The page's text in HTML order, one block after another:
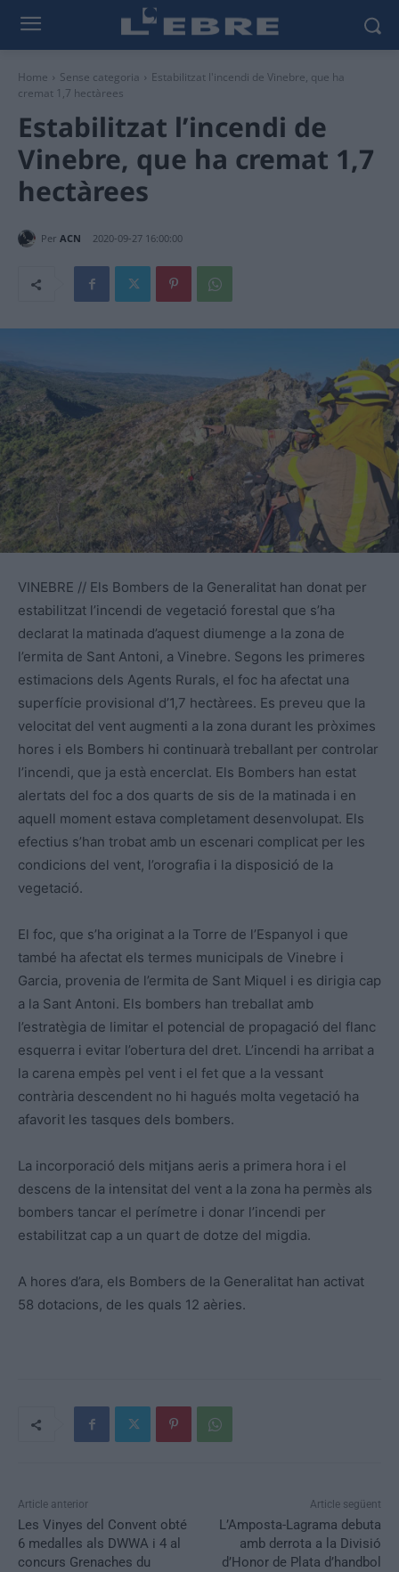
Home Sense categoria
Estabilitzat l'incendi de Vinebre, que ha
cremat 1,7 hectàrees
Estabilitzat l’incendi de
Vinebre, que ha cremat 1,7
hectàrees
Per ACN 2020-09-27 16:00:00
VINEBRE // Els Bombers de la Generalitat han donat per
estabilitzat l’incendi de vegetació forestal que s’ha
declarat la matinada d’aquest diumenge a la zona de
l’ermita de Sant Antoni, a Vinebre. Segons les primeres
estimacions dels Agents Rurals, el foc ha afectat una
superfície provisional d’1,7 hectàrees. Es preveu que la
velocitat del vent augmenti a la zona durant les pròximes
hores i els Bombers hi continuarà treballant per controlar
l’incendi, que ja està encerclat. Els Bombers han estat
alertats del foc a dos quarts de sis de la matinada i en
aquell moment estava completament desenvolupat. Els
efectius s’han trobat amb un escenari complicat per les
condicions del vent, l’orografia i la disposició de la
vegetació.
El foc, que s’ha originat a la Torre de l’Espanyol i que
també ha afectat els termes municipals de Vinebre i
Garcia, provenia de l’ermita de Sant Miquel i es dirigia cap
a la Sant Antoni. Els bombers han treballat amb
l’estratègia de limitar el potencial de propagació del flanc
esquerra i evitar l’obertura del dret. L’incendi ha arribat a
la carena empès pel vent i el fet que a la vessant
contrària descendent no hi hagués molta vegetació ha
afavorit les tasques dels bombers.
La incorporació dels mitjans aeris a primera hora i el
descens de la intensitat del vent a la zona ha permès als
bombers tancar el perímetre i donar l’incendi per
estabilitzat cap a un quart de dotze del migdia.
A hores d’ara, els Bombers de la Generalitat han activat
58 dotacions, de les quals 12 aèries.
Article anterior
Les Vinyes del Convent obté
6 medalles als DWWA i 4 al
concurs Grenaches du
Article següent
L’Amposta-Lagrama debuta
amb derrota a la Divisió
d’Honor de Plata d’handbol